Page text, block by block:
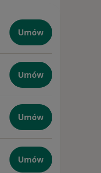
Umów
Umów
Umów
Umów